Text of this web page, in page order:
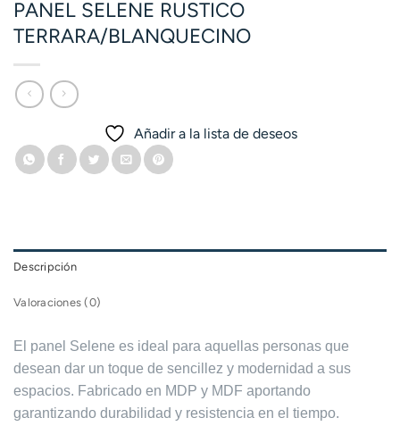
PANEL SELENE RUSTICO
TERRARA/BLANQUECINO
Añadir a la lista de deseos
Descripción
Valoraciones (0)
El panel Selene es ideal para aquellas personas que
desean dar un toque de sencillez y modernidad a sus
espacios. Fabricado en MDP y MDF aportando
garantizando durabilidad y resistencia en el tiempo.